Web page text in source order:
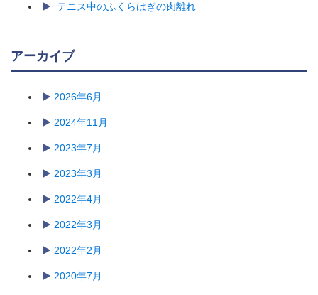
テニス中のふくらはぎの肉離れ
アーカイブ
2026年6月
2024年11月
2023年7月
2023年3月
2022年4月
2022年3月
2022年2月
2020年7月